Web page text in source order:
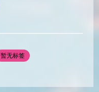
暂无标签